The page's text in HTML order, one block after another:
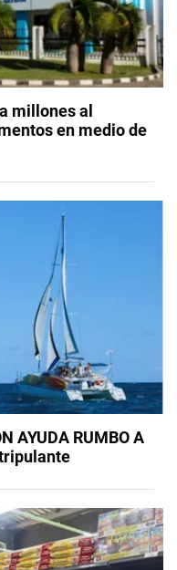
millones al
en medio de
AYUDA RUMBO A